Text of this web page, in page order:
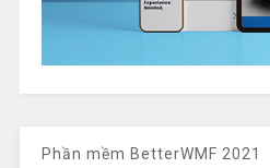
Phần mềm BetterWMF 2021